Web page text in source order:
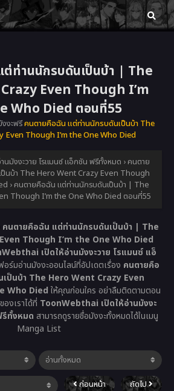
ท่านนักรบดันเป็นบ้า | The
Even Though I’m
Who Died ตอนที่55
งะฟรีคนตายคือฉัน แต่ท่านนักรบดันเป็นบ้า The
Even Though I’m the One Who Died
นมังงะวาย โรแมนซ์ แอ็กชัน ฟรีทั้งหมด › คนตาย
นบ้า The Hero Went Crazy Even Though
› คนตายคือฉัน แต่ท่านนักรบดันเป็นบ้า | The
Though I’m the One Who Died ตอนที่55
คนตายคือฉัน แต่ท่านนักรบดันเป็นบ้า | The
Though I’m the One Who Died
เปิดให้อ่านมังงะวาย โรแมนซ์ แอ็
ร์มอ่านมังงะออนไลน์ที่อัปเดตเรื่อง คนตายคือ
ป็นบ้า The Hero Went Crazy Even
Who Died ให้คุณก่อนใคร อย่าลืมติดตามตอน
งเราได้ที่ ToonWebthai เปิดให้อ่านมังงะ
รีทั้งหมด สามารถดูรายชื่อมังงะทั้งหมดได้ในเมนู
Manga List
ก่อนหน้า ถัดไป